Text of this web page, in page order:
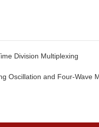
Division Multiplexing
Oscillation and Four-Wave